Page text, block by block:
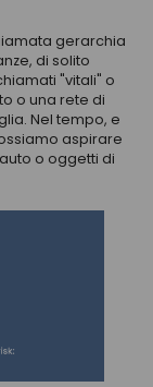
gerarchia
di solito
"vitali" o
o una rete di
Nel tempo, e
aspirare
o oggetti di